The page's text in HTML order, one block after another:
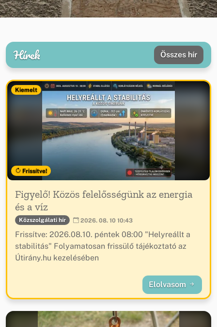
Hírek Összes hír
Kiemelt
Frissítve!
Figyelő! Közös felelősségünk az energia
és a víz
Közszolgálati hír 2026. 08. 10 10:43
Frissítve: 2026.08.10. péntek 08:00 "Helyreállt a
stabilitás" Folyamatosan frissülő tájékoztató az
Útirány.hu kezelésében
Elolvasom